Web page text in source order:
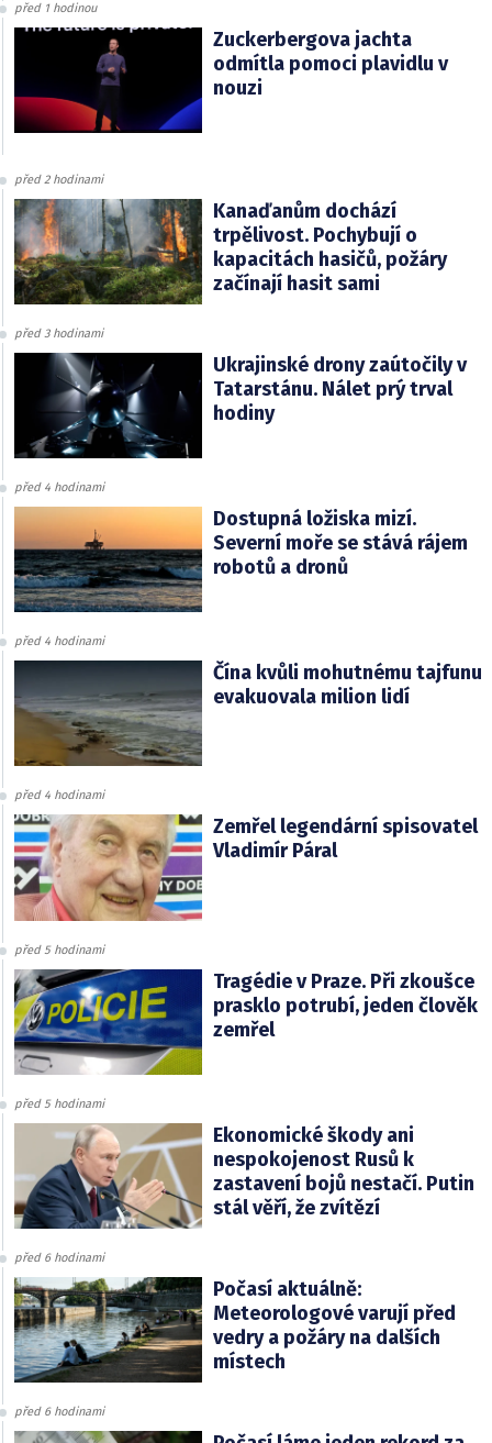
před 1 hodinou
Zuckerbergova jachta
odmítla pomoci plavidlu v
nouzi
před 2 hodinami
Kanaďanům dochází
trpělivost. Pochybují o
kapacitách hasičů, požáry
začínají hasit sami
před 3 hodinami
Ukrajinské drony zaútočily v
Tatarstánu. Nálet prý trval
hodiny
před 4 hodinami
Dostupná ložiska mizí.
Severní moře se stává rájem
robotů a dronů
před 4 hodinami
Čína kvůli mohutnému tajfunu
evakuovala milion lidí
před 4 hodinami
Zemřel legendární spisovatel
Vladimír Páral
před 5 hodinami
Tragédie v Praze. Při zkoušce
prasklo potrubí, jeden člověk
zemřel
před 5 hodinami
Ekonomické škody ani
nespokojenost Rusů k
zastavení bojů nestačí. Putin
stál věří, že zvítězí
před 6 hodinami
Počasí aktuálně:
Meteorologové varují před
vedry a požáry na dalších
místech
před 6 hodinami